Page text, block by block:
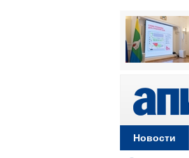
Новости